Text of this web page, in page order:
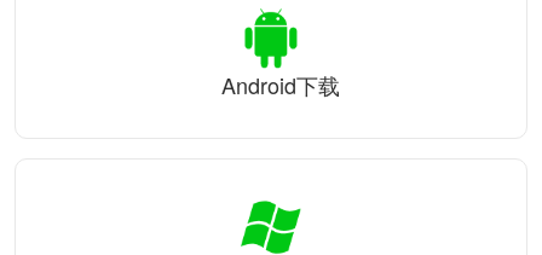
Android下载